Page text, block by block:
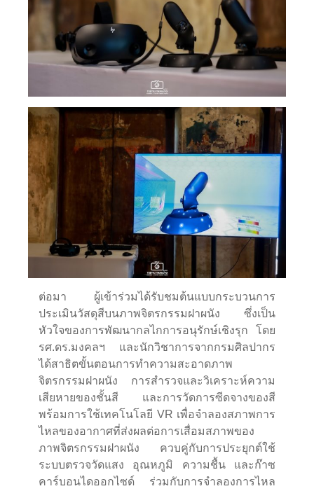
ต่อมา ผู้เข้าร่วมได้รับชมต้นแบบกระบวนการ
ประเมินวัสดุสีบนภาพจิตรกรรมฝาผนัง ซึ่งเป็น
หัวใจของการพัฒนากลไกการอนุรักษ์เชิงรุก โดย
รศ.ดร.มงคลฯ และนักวิชาการจากกรมศิลปากร
ได้สาธิตขั้นตอนการทำความสะอาดภาพ
จิตรกรรมฝาผนัง การสำรวจและวิเคราะห์ความ
เสียหายของชั้นสี และการวัดการซีดจางของสี
พร้อมการใช้เทคโนโลยี VR เพื่อจำลองสภาพการ
ไหลของอากาศที่ส่งผลต่อการเสื่อมสภาพของ
ภาพจิตรกรรมฝาผนัง ควบคู่กับการประยุกต์ใช้
ระบบตรวจวัดแสง อุณหภูมิ ความชื้น และก๊าซ
คาร์บอนไดออกไซด์ ร่วมกับการจำลองการไหล